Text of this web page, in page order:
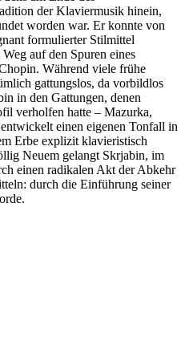
der Klaviermusik hinein,
worden war. Er konnte von
formulierter Stilmittel
auf den Spuren eines
Während viele frühe
gattungslos, da vorbildlos
in den Gattungen, denen
verholfen hatte – Mazurka,
einen eigenen Tonfall in
Erbe explizit klavieristisch
Neuem gelangt Skrjabin, im
einen radikalen Akt der Abkehr
durch die Einführung seiner